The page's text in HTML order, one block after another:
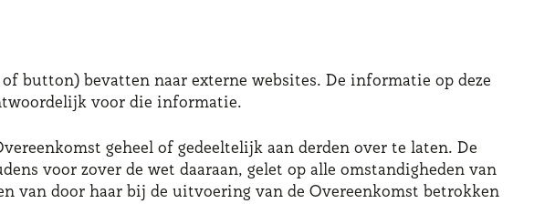
button) bevatten naar externe websites. De informatie op deze
voor die informatie.
geheel of gedeeltelijk aan derden over te laten. De
voor zover de wet daaraan, gelet op alle omstandigheden van
van door haar bij de uitvoering van de Overeenkomst betrokken